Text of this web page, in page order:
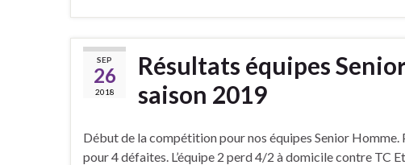
SEP
26
2018
Résultats équipes
saison 2019
Début de la compétition pour nos équipes Senior
pour 4 défaites. L’équipe 2 perd 4/2 à domicile contre TC